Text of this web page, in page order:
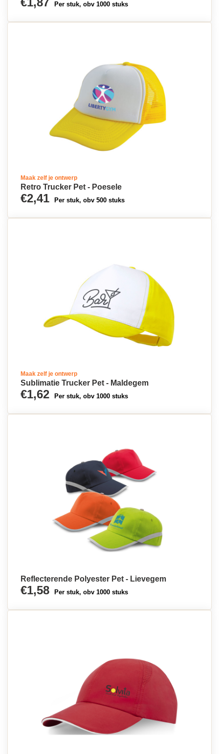
Per stuk, obv 1000 stuks
Maak zelf je ontwerp
Retro Trucker Pet - Poesele
€2,41 Per stuk, obv 500 stuks
Maak zelf je ontwerp
Sublimatie Trucker Pet - Maldegem
€1,62 Per stuk, obv 1000 stuks
Reflecterende Polyester Pet - Lievegem
€1,58 Per stuk, obv 1000 stuks